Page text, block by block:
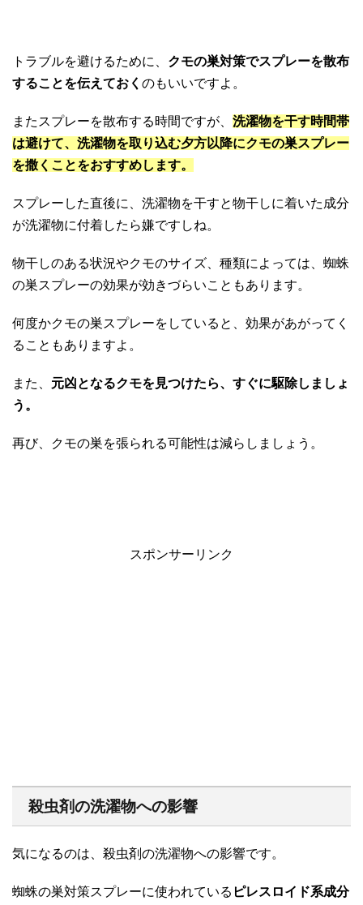
トラブルを避けるために、 クモの巣対策でスプレーを散布
することを伝えておく のもいいですよ。
またスプレーを散布する時間ですが、 洗濯物を干す時間帯
は避けて、洗濯物を取り込む夕方以降にクモの巣スプレー
を撒くことをおすすめします。
スプレーした直後に、洗濯物を干すと物干しに着いた成分
が洗濯物に付着したら嫌ですしね。
物干しのある状況やクモのサイズ、種類によっては、蜘蛛
の巣スプレーの効果が効きづらいこともあります。
何度かクモの巣スプレーをしていると、効果があがってく
ることもありますよ。
また、 元凶となるクモを見つけたら、すぐに駆除しましょ
う。
再び、クモの巣を張られる可能性は減らしましょう。
スポンサーリンク
殺虫剤の洗濯物への影響
気になるのは、殺虫剤の洗濯物への影響です。
蜘蛛の巣対策スプレーに使われている ピレスロイド系成分